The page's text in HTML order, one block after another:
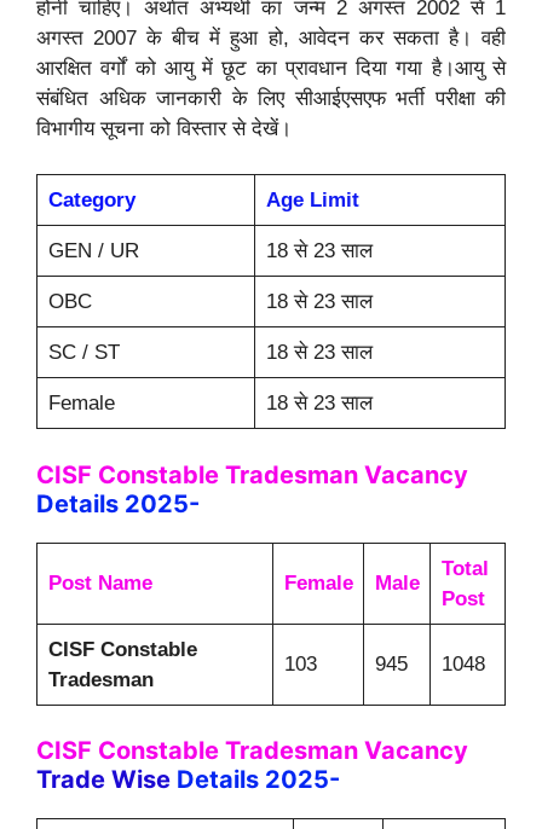
होनी चाहिए। अर्थात अभ्यर्थी का जन्म 2 अगस्त 2002 से 1
अगस्त 2007 के बीच में हुआ हो, आवेदन कर सकता है। वही
आरक्षित वर्गों को आयु में छूट का प्रावधान दिया गया है।आयु से
संबंधित अधिक जानकारी के लिए सीआईएसएफ भर्ती परीक्षा की
विभागीय सूचना को विस्तार से देखें।
Category Age Limit
GEN / UR 18 से 23 साल
OBC 18 से 23 साल
SC / ST 18 से 23 साल
Female 18 से 23 साल
CISF Constable Tradesman Vacancy
Details 2025-
Post Name Female Male
Total
Post
CISF Constable
Tradesman
103 945 1048
CISF Constable Tradesman Vacancy
Trade Wise Details 2025-